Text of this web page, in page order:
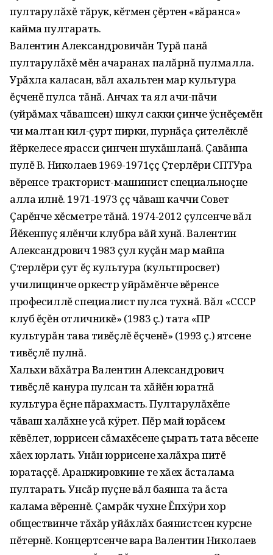
пултарулăхĕ тăрук‚ кĕтмен çĕртен «вăранса»
кайма пултарать.
Валентин Александровичăн Турă панă
пултарулăхĕ мĕн ачаранах палăрнă пулмалла.
Урăхла каласан‚ вăл ахальтен мар культура
ĕçченĕ пулса тăнă. Анчах та ял ачи-пăчи
(уйрăмах чăвашсен) шкул сакки çинче ÿснĕçемĕн
чи малтан кил-çурт пирки‚ пурнăçа çителĕклĕ
йĕркелесе ярасси çинчен шухăшланă. Çавăнпа
пулĕ В. Николаев 1969-1971çç Çтерлĕри СПТУра
вĕренсе тракторист-машинист специальноçне
алла илнĕ. 1971-1973 çç чăваш каччи Совет
Çарĕнче хĕсметре тăнă. 1974-2012 çулсенче вăл
Йĕкенпуç ялĕнчи клубра вăй хунă. Валентин
Александрович 1983 çул куçăн мар майпа
Çтерлĕри çут ĕç культура (культпросвет)
училищинче оркестр уйрăмĕнче вĕренсе
професиллĕ специалист пулса тухнă. Вăл «СССР
клуб ĕçĕн отличникĕ» (1983 ç.) тата «ПР
культурăн тава тивĕçлĕ ĕçченĕ» (1993 ç.) ятсене
тивĕçлĕ пулнă.
Хальхи вăхăтра Валентин Александрович
тивĕçлĕ канура пулсан та хăйĕн юратнă
культура ĕçне пăрахмасть. Пултарулăхĕпе
чăваш халăхне усă кÿрет. Пĕр май юрăсем
кĕвĕлет‚ юррисен сăмахĕсене çырать тата вĕсене
хăех юрлать. Унăн юррисене халăхра питĕ
юратаççĕ. Аранжировкине те хăех ăсталама
пултарать. Унсăр пуçне вăл баянпа та ăста
калама вĕреннĕ. Çамрăк чухне Ĕпхÿри хор
обществинче тăхăр уйăхлăх баянистсен курсне
пĕтернĕ. Концертсенче вара Валентин Николаев